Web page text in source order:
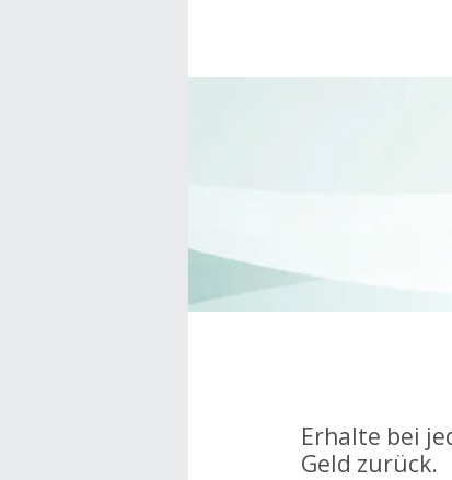
Erhalte bei
Geld zurück.